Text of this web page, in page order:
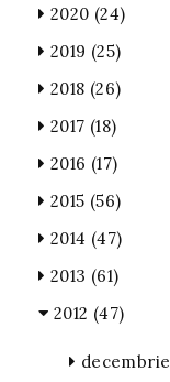
2020 (24)
2019 (25)
2018 (26)
2017 (18)
2016 (17)
2015 (56)
2014 (47)
2013 (61)
2012 (47)
decembrie